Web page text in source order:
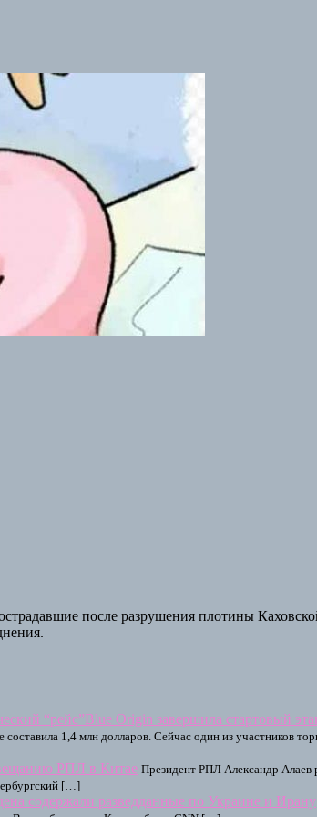
после разрушения плотины
Blue Origin завершила стартовый
1,4 млн долларов. Сейчас один из участников
РПЛ в Китае Президент РПЛ Александр Алаев
[…]
содержали разведданные по Украине и Ирану